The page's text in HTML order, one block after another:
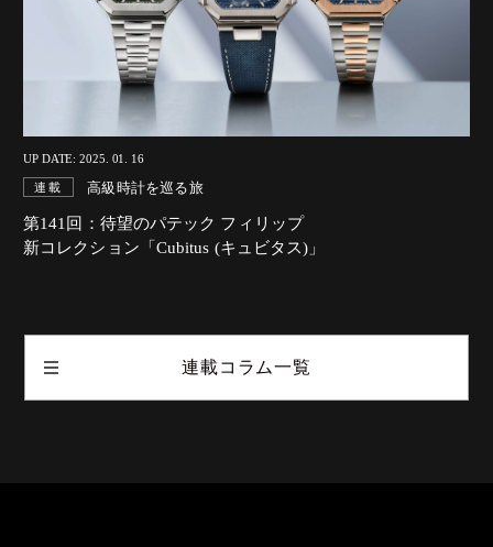
UP DATE: 2025. 01. 16
連載 高級時計を巡る旅
第141回：待望のパテック フィリップ
新コレクション「Cubitus (キュビタス)」
連載コラム一覧